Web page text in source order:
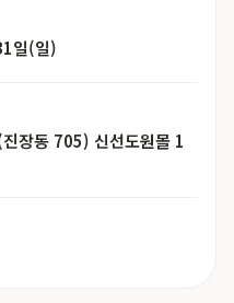
일(일)
장동 705) 신선도원몰 1